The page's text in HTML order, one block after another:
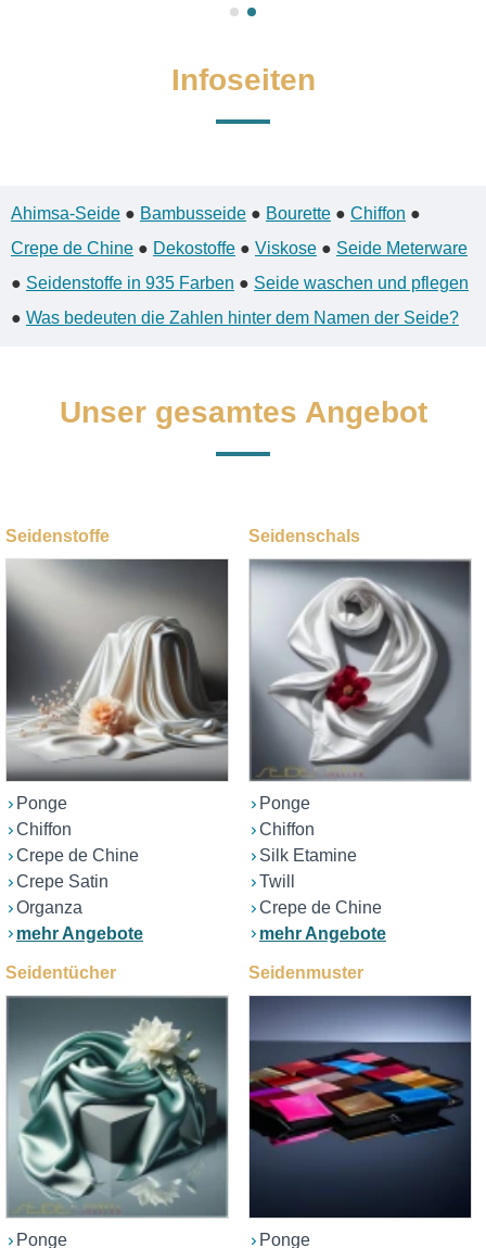
Infoseiten
Ahimsa-Seide ● Bambusseide ● Bourette ● Chiffon ●
Crepe de Chine ● Dekostoffe ● Viskose ● Seide Meterware
● Seidenstoffe in 935 Farben ● Seide waschen und pflegen
● Was bedeuten die Zahlen hinter dem Namen der Seide?
Unser gesamtes Angebot
Seidenstoffe
Ponge
Chiffon
Crepe de Chine
Crepe Satin
Organza
mehr Angebote
Seidenschals
Ponge
Chiffon
Silk Etamine
Twill
Crepe de Chine
mehr Angebote
Seidentücher
Ponge
Seidenmuster
Ponge